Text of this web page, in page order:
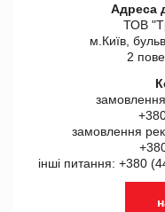
Адреса
ТОВ
м.Київ,
2
замовлення
інші питання: +380